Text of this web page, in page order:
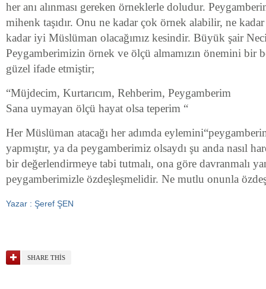
her anı alınması gereken örneklerle doludur.
mihenk taşıdır. Onu ne kadar çok örnek alabilir, ne
kadar iyi Müslüman olacağımız kesindir. Büyük şair
Peygamberimizin örnek ve ölçü almamızın önemini bir
güzel ifade etmiştir;
“Müjdecim, Kurtarıcım, Rehberim, Peygamberim
Sana uymayan ölçü hayat olsa teperim “
Her Müslüman atacağı her adımda
yapmıştır, ya da peygamberimiz olsaydı şu anda nasıl
bir değerlendirmeye tabi tutmalı, ona göre davranmalı
peygamberimizle özdeşleşmelidir. Ne mutlu onunla
Yazar : Şeref ŞEN
SHARE THIS